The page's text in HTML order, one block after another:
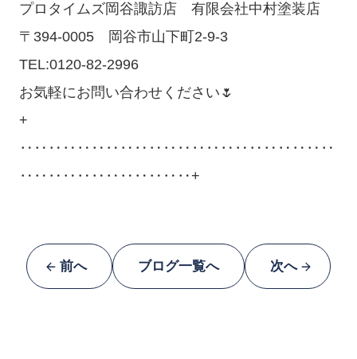
プロタイムズ岡谷諏訪店 有限会社中村塗装店
〒394-0005 岡谷市山下町2-9-3
TEL:0120-82-2996
お気軽にお問い合わせください🌷
+
‥‥‥‥‥‥‥‥‥‥‥‥‥‥‥‥‥‥‥‥‥‥
‥‥‥‥‥‥‥‥‥‥‥‥+
前へ ブログ一覧へ 次へ